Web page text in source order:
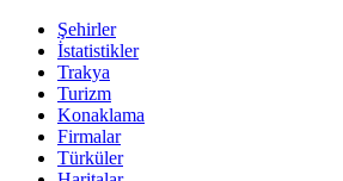
Şehirler
İstatistikler
Trakya
Turizm
Konaklama
Firmalar
Türküler